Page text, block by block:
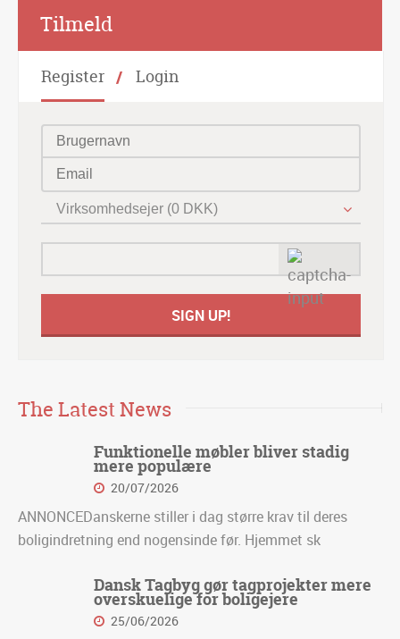
Tilmeld
Register Login
Virksomhedsejer (0 DKK)
The Latest News
Funktionelle møbler bliver stadig
mere populære
20/07/2026
ANNONCEDanskerne stiller i dag større krav til deres
boligindretning end nogensinde før. Hjemmet sk
Dansk Tagbyg gør tagprojekter mere
overskuelige for boligejere
25/06/2026